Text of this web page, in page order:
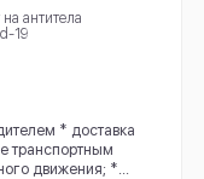
на антитела
19
* доставка
транспортным
движения; *...